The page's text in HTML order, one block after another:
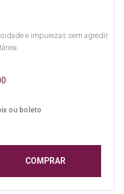
e impurezas sem agredir
ou boleto
COMPRAR